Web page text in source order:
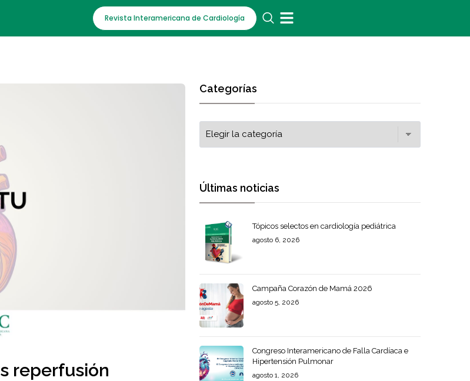
Revista Interamericana de Cardiología
reperfusión
Categorías
Últimas noticias
Tópicos selectos en cardiología pediátrica
agosto 6, 2026
Campaña Corazón de Mamá 2026
agosto 5, 2026
Congreso Interamericano de Falla Cardíaca e
Hipertensión Pulmonar
agosto 1, 2026